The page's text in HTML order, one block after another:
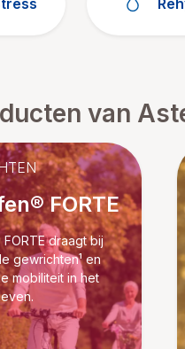
van
FORTE
draagt bij
gewrichten¹ en
mobiliteit in het